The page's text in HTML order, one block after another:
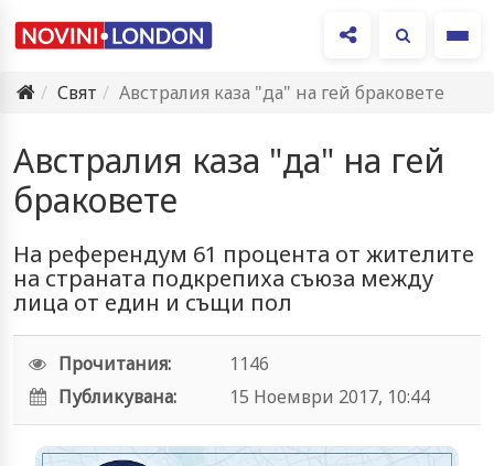
Свят
Австралия каза "да" на гей браковете
Австралия каза "да" на гей
браковете
На референдум 61 процента от жителите
на страната подкрепиха съюза между
лица от един и същи пол
Прочитания:
1146
Публикувана:
15 Ноември 2017, 10:44